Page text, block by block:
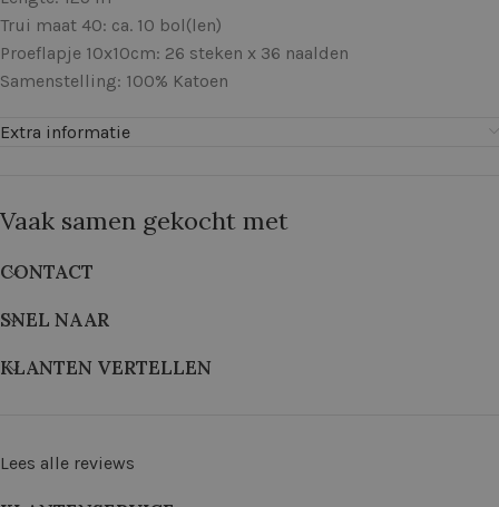
Trui maat 40: ca. 10 bol(len)
Proeflapje 10x10cm: 26 steken x 36 naalden
Samenstelling: 100% Katoen
Extra informatie
Vaak samen gekocht met
CONTACT
SNEL NAAR
KLANTEN VERTELLEN
Lees alle reviews